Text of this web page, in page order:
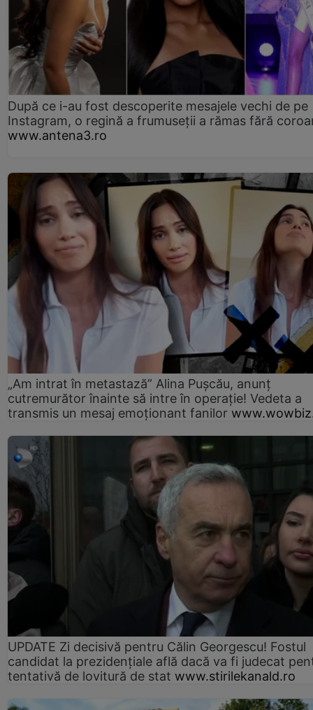
După ce i-au fost descoperite mesajele vechi de pe
Instagram, o regină a frumuseții a rămas fără
www.antena3.ro
„Am intrat în metastază” Alina Pușcău, anunț
cutremurător înainte să intre în operație! Vedeta a
transmis un mesaj emoționant fanilor
UPDATE Zi decisivă pentru Călin Georgescu! Fostul
candidat la prezidențiale află dacă va fi judecat
tentativă de lovitură de stat www.stirilekanald.ro